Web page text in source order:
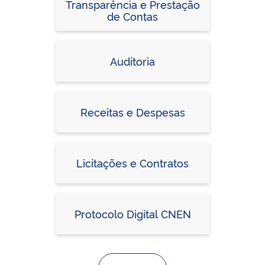
Transparência e Prestação
de Contas
Auditoria
Receitas e Despesas
Licitações e Contratos
Protocolo Digital CNEN